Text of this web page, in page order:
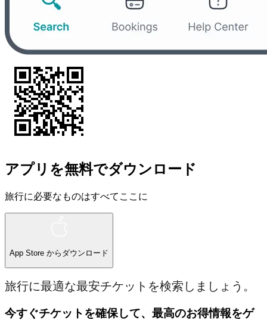
アプリを無料でダウンロード
旅行に必要なものはすべてここに
App Store からダウンロード
旅行に最適な最安チケットを検索しましょう。
今すぐチケットを確保して、最高のお得情報をゲ